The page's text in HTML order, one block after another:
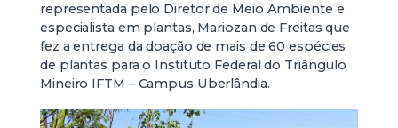
representada pelo Diretor de Meio Ambiente e
especialista em plantas, Mariozan de Freitas que
fez a entrega da doação de mais de 60 espécies
de plantas para o Instituto Federal do Triângulo
Mineiro IFTM – Campus Uberlândia.